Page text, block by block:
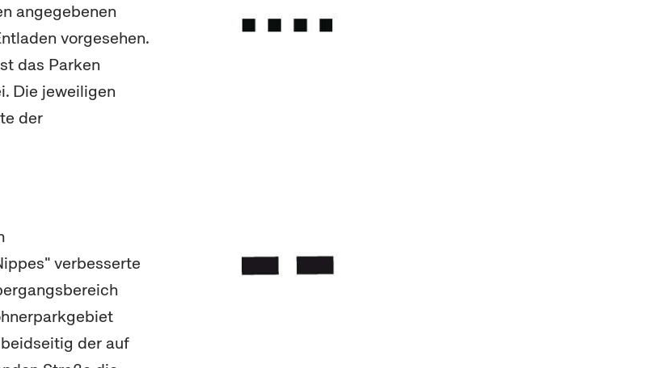
angegebenen
vorgesehen.
das Parken
Die jeweiligen
der
verbesserte
der auf